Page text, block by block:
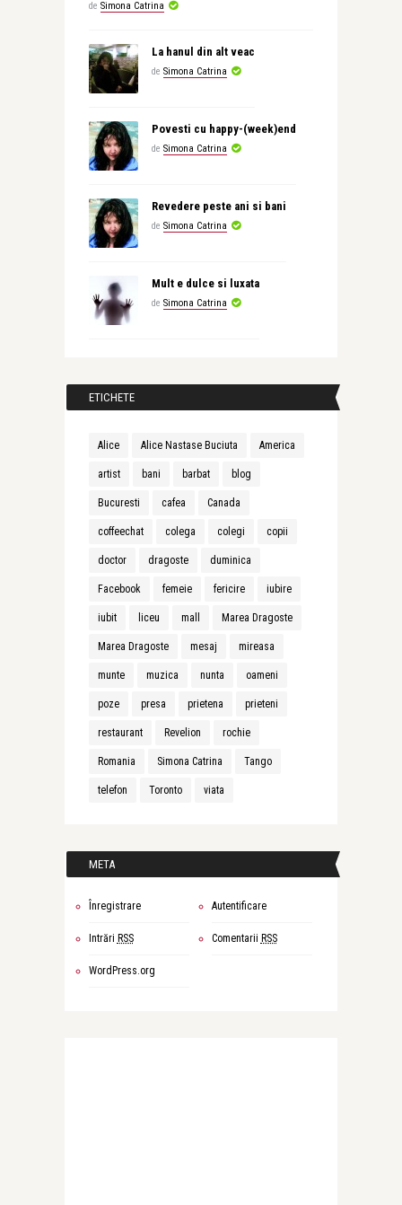
de Simona Catrina
La hanul din alt veac
de Simona Catrina
Povesti cu happy-(week)end
de Simona Catrina
Revedere peste ani si bani
de Simona Catrina
Mult e dulce si luxata
de Simona Catrina
ETICHETE
Alice Alice Nastase Buciuta America
artist bani barbat blog
Bucuresti cafea Canada
coffeechat colega colegi copii
doctor dragoste duminica
Facebook femeie fericire iubire
iubit liceu mall Marea Dragoste
Marea Dragoste mesaj mireasa
munte muzica nunta oameni
poze presa prietena prieteni
restaurant Revelion rochie
Romania Simona Catrina Tango
telefon Toronto viata
META
Înregistrare Autentificare
Intrări RSS Comentarii RSS
WordPress.org